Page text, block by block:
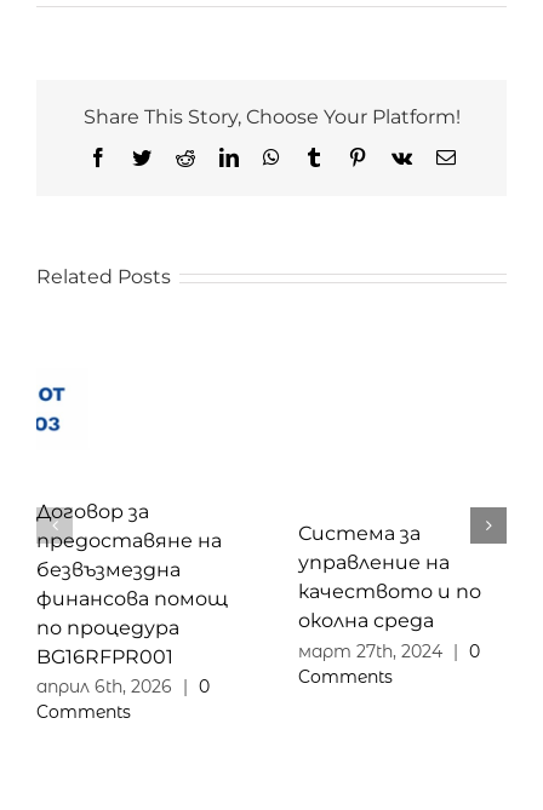
Share This Story, Choose Your Platform!
Facebook
TwitterRedditLinkedInWhatsApp
TumblrPinterest
Vk Email
Related Posts
Договор за
предоставяне на
безвъзмездна
финансова помощ
по процедура
BG16RFPR001
април 6th, 2026
0
Comments
Система за
управление на
качеството и по
околна среда
март 27th, 2024 | 0
Comments